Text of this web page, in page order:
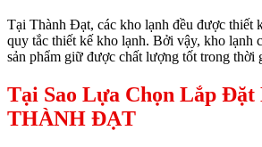
Tại Thành Đạt, các kho lạnh đều được thiết
quy tắc thiết kế kho lạnh. Bởi vậy, kho lạnh
sản phẩm giữ được chất lượng tốt trong thời
Tại Sao Lựa Chọn Lắp Đặt
THÀNH ĐẠT